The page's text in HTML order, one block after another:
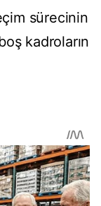
sürecinin
kadroların